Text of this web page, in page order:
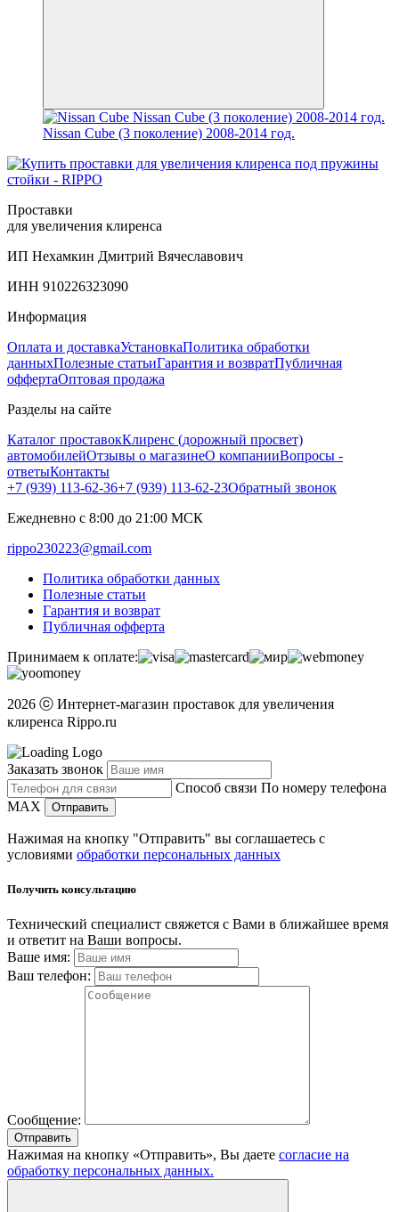
Nissan Cube (3 поколение) 2008-2014 год.
Проставки
для увеличения клиренса
ИП Нехамкин Дмитрий Вячеславович
ИНН 910226323090
Информация
Оплата и доставкаУстановкаПолитика обработки
данныхПолезные статьиГарантия и возвратПубличная
оффертаОптовая продажа
Разделы на сайте
Каталог проставокКлиренс (дорожный просвет)
автомобилейОтзывы о магазинеО компанииВопросы -
ответыКонтакты
+7 (939) 113-62-36+7 (939) 113-62-23Обратный звонок
Ежедневно с 8:00 до 21:00 МСК
rippo230223@gmail.com
Политика обработки данных
Полезные статьи
Гарантия и возврат
Публичная офферта
Принимаем к оплате:
2026 ⓒ Интернет-магазин проставок для увеличения
клиренса Rippo.ru
Заказать звонок
Способ связи По номеру телефона
MAX
Отправить
Нажимая на кнопку "Отправить" вы соглашаетесь с
условиями обработки персональных данных
Получить консультацию
Технический специалист свяжется с Вами в ближайшее время
и ответит на Ваши вопросы.
Ваше имя:
Ваш телефон:
Сообщение:
Отправить
Нажимая на кнопку «Отправить», Вы даете согласие на
обработку персональных данных.